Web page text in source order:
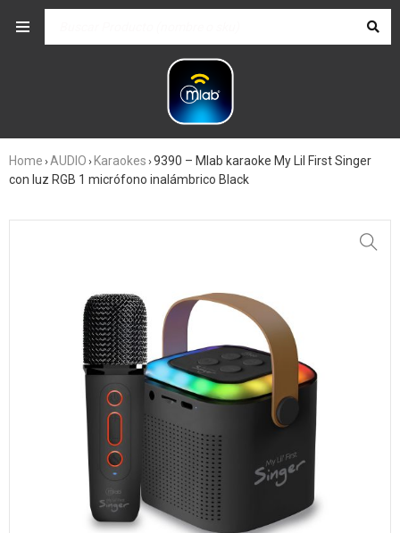
Home ›AUDIO › Karaokes ›9390 – Mlab karaoke My Lil First Singer
con luz RGB 1 micrófono inalámbrico Black